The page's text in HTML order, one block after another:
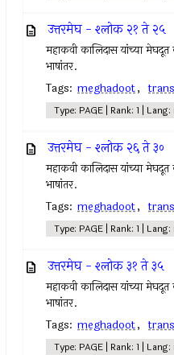
उत्तरमेघ - श्लोक २१ ते २५
महाकवी कालिदास यांच्या
भाषांतर.
Tags: meghadoot,
Type: PAGE | Rank: 1 |
उत्तरमेघ - श्लोक २६ ते ३०
महाकवी कालिदास यांच्या
भाषांतर.
Tags: meghadoot,
Type: PAGE | Rank: 1 |
उत्तरमेघ - श्लोक ३१ ते ३५
महाकवी कालिदास यांच्या
भाषांतर.
Tags: meghadoot,
Type: PAGE | Rank: 1 |